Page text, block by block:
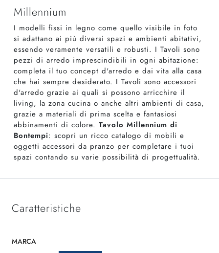
Millennium
I modelli fissi in legno come quello visibile in foto
si adattano ai più diversi spazi e ambienti abitativi,
essendo veramente versatili e robusti. I Tavoli sono
pezzi di arredo imprescindibili in ogni abitazione:
completa il tuo concept d'arredo e dai vita alla casa
che hai sempre desiderato. I Tavoli sono accessori
d'arredo grazie ai quali si possono arricchire il
living, la zona cucina o anche altri ambienti di casa,
grazie a materiali di prima scelta e fantasiosi
abbinamenti di colore. Tavolo Millennium di
Bontempi: scopri un ricco catalogo di mobili e
oggetti accessori da pranzo per completare i tuoi
spazi contando su varie possibilità di progettualità.
Caratteristiche
MARCA